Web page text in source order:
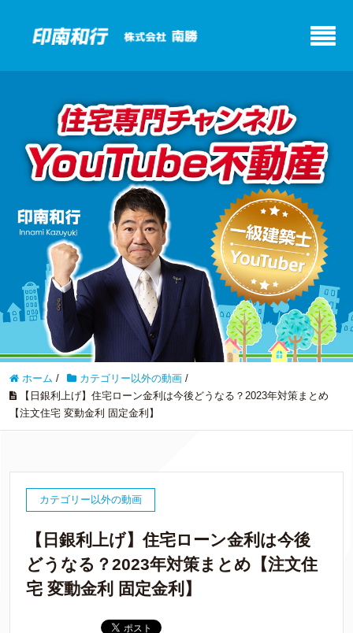
ホーム / カテゴリー以外の動画 /
【日銀利上げ】住宅ローン金利は今後どうなる？2023年対策まとめ
【注文住宅 変動金利 固定金利】
カテゴリー以外の動画
【日銀利上げ】住宅ローン金利は今後
どうなる？2023年対策まとめ【注文住
宅 変動金利 固定金利】